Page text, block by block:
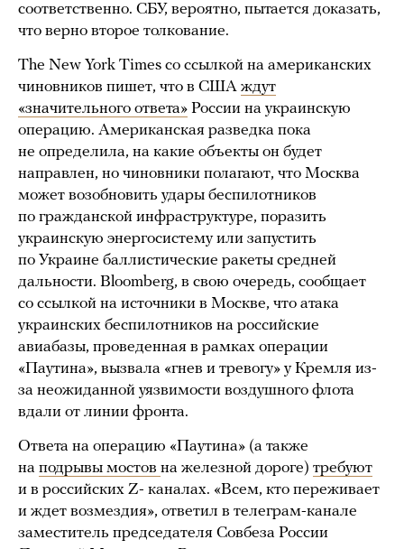
соответственно. СБУ, вероятно, пытается доказать,
что верно второе толкование.
The New York Times со ссылкой на американских
чиновников пишет, что в США ждут
«значительного ответа» России на украинскую
операцию. Американская разведка пока
не определила, на какие объекты он будет
направлен, но чиновники полагают, что Москва
может возобновить удары беспилотников
по гражданской инфраструктуре, поразить
украинскую энергосистему или запустить
по Украине баллистические ракеты средней
дальности. Bloomberg, в свою очередь, сообщает
со ссылкой на источники в Москве, что атака
украинских беспилотников на российские
авиабазы, проведенная в рамках операции
«Паутина», вызвала «гнев и тревогу» у Кремля из-
за неожиданной уязвимости воздушного флота
вдали от линии фронта.
Ответа на операцию «Паутина» (а также
на подрывы мостов на железной дороге) требуют
и в российских Z- каналах. «Всем, кто переживает
и ждет возмездия», ответил в телеграм-канале
заместитель председателя Совбеза России